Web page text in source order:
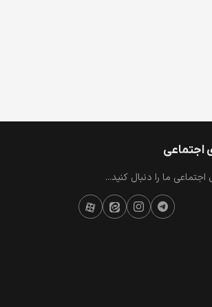
اجتماعی
ما را دنبال کنید...